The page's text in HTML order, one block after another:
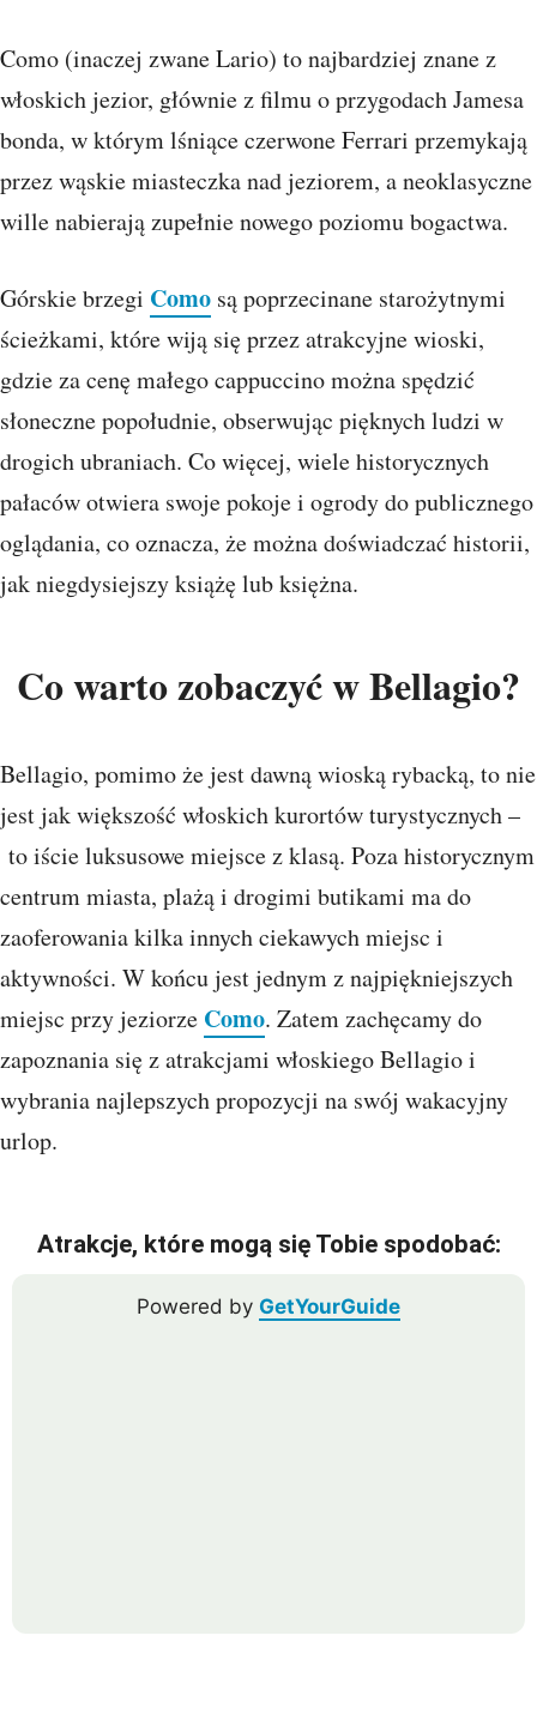
Como (inaczej zwane Lario) to najbardziej znane z
włoskich jezior, głównie z filmu o przygodach Jamesa
bonda, w którym lśniące czerwone Ferrari przemykają
przez wąskie miasteczka nad jeziorem, a neoklasyczne
wille nabierają zupełnie nowego poziomu bogactwa.
Górskie brzegi Como są poprzecinane starożytnymi
ścieżkami, które wiją się przez atrakcyjne wioski,
gdzie za cenę małego cappuccino można spędzić
słoneczne popołudnie, obserwując pięknych ludzi w
drogich ubraniach. Co więcej, wiele historycznych
pałaców otwiera swoje pokoje i ogrody do publicznego
oglądania, co oznacza, że ​​można doświadczać historii,
jak niegdysiejszy książę lub księżna.
Co warto zobaczyć w Bellagio?
Bellagio, pomimo że jest dawną wioską rybacką, to nie
jest jak większość włoskich kurortów turystycznych –
to iście luksusowe miejsce z klasą. Poza historycznym
centrum miasta, plażą i drogimi butikami ma do
zaoferowania kilka innych ciekawych miejsc i
aktywności. W końcu jest jednym z najpiękniejszych
miejsc przy jeziorze Como. Zatem zachęcamy do
zapoznania się z atrakcjami włoskiego Bellagio i
wybrania najlepszych propozycji na swój wakacyjny
urlop.
Atrakcje, które mogą się Tobie spodobać:
Powered by GetYourGuide